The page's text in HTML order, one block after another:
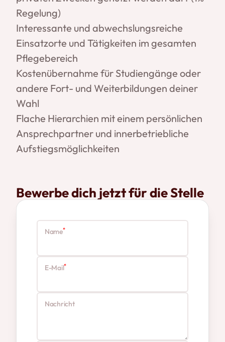
Regelung)
Interessante und abwechslungsreiche
Einsatzorte und Tätigkeiten im gesamten
Pflegebereich
Kostenübernahme für Studiengänge oder
andere Fort- und Weiterbildungen deiner
Wahl
Flache Hierarchien mit einem persönlichen
Ansprechpartner und innerbetriebliche
Aufstiegsmöglichkeiten
Bewerbe dich jetzt für die Stelle
Name*
E-Mail*
Nachricht